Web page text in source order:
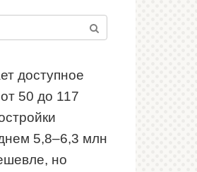
доступное
50 до 117
5,8–6,3 млн
но